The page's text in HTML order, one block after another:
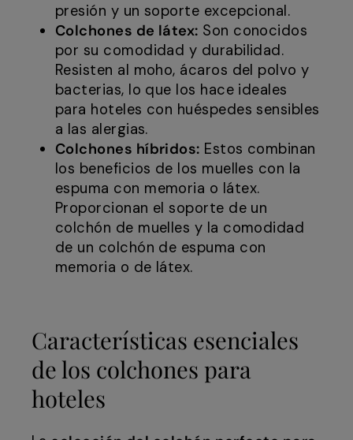
presión y un soporte excepcional.
Colchones de látex: Son conocidos
por su comodidad y durabilidad.
Resisten al moho, ácaros del polvo y
bacterias, lo que los hace ideales
para hoteles con huéspedes sensibles
a las alergias.
Colchones híbridos: Estos combinan
los beneficios de los muelles con la
espuma con memoria o látex.
Proporcionan el soporte de un
colchón de muelles y la comodidad
de un colchón de espuma con
memoria o de látex.
Características esenciales
de los colchones para
hoteles